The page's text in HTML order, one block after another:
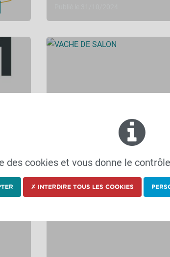
ACTUALITÉS ENTREPRISE
VACHE DE SALON
des cookies et vous donne le
✗ INTERDIRE TOUS LES COOKIES